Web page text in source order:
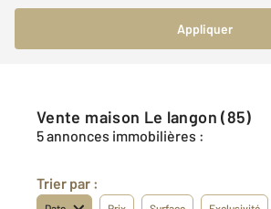
Appliquer
Vente maison Le langon (85)
5 annonces immobilières :
Trier par :